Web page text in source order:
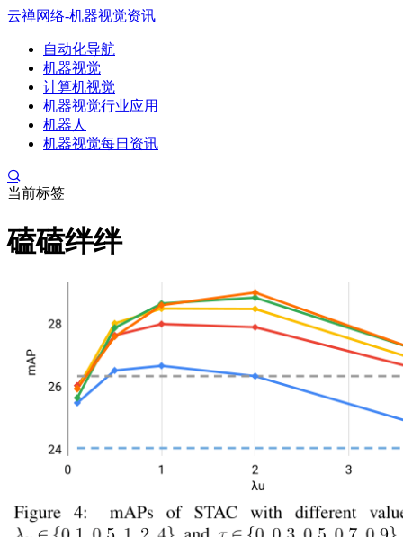
云禅网络-机器视觉资讯
自动化导航
机器视觉
计算机视觉
机器视觉行业应用
机器人
机器视觉每日资讯
当前标签
磕磕绊绊